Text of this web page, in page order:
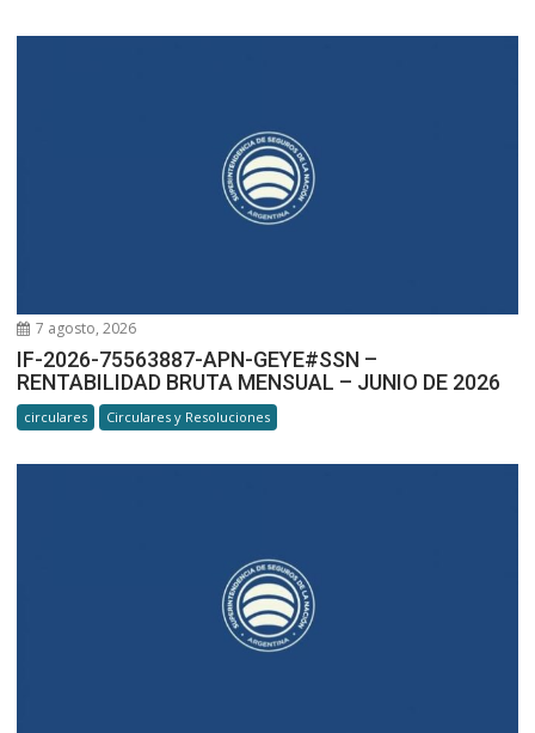
7 agosto, 2026
IF-2026-75563887-APN-GEYE#SSN –
RENTABILIDAD BRUTA MENSUAL – JUNIO DE 2026
circulares Circulares y Resoluciones